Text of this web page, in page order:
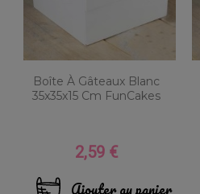
Boîte À Gâteaux Blanc
35x35x15 Cm FunCakes
Prix
2,59 €
Ajouter au panier